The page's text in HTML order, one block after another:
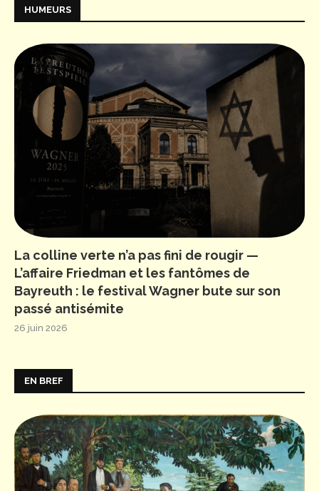
HUMEURS
La colline verte n’a pas fini de rougir —
L’affaire Friedman et les fantômes de
Bayreuth : le festival Wagner bute sur son
passé antisémite
26 juin 2026
EN BREF